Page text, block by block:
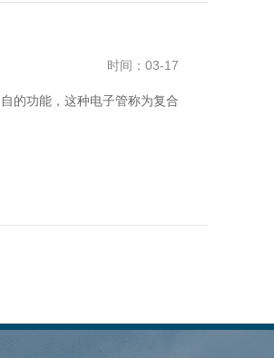
时间：03-17
的功能，这种电子管称为复合